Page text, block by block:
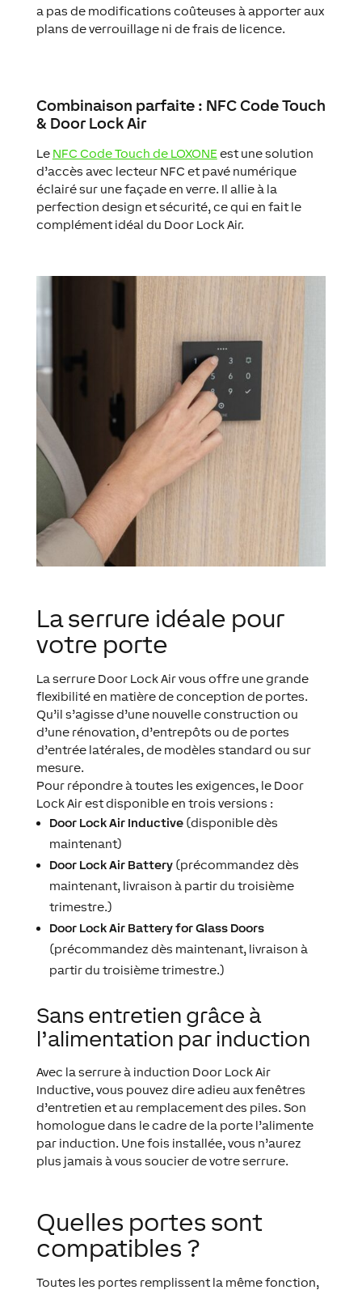
a pas de modifications coûteuses à apporter aux
plans de verrouillage ni de frais de licence.
Combinaison parfaite : NFC Code Touch
& Door Lock Air
Le NFC Code Touch de LOXONEest une solution
d’accès avec lecteur NFC et pavé numérique
éclairé sur une façade en verre. Il allie à la
perfection design et sécurité, ce qui en fait le
complément idéal du Door Lock Air.
La serrure idéale pour
votre porte
La serrure Door Lock Air vous offre une grande
flexibilité en matière de conception de portes.
Qu’il s’agisse d’une nouvelle construction ou
d’une rénovation, d’entrepôts ou de portes
d’entrée latérales, de modèles standard ou sur
mesure.
Pour répondre à toutes les exigences, le Door
Lock Air est disponible en trois versions :
Door Lock Air Inductive(disponible dès
maintenant)
Door Lock Air Battery(précommandez dès
maintenant, livraison à partir du troisième
trimestre.)
Door Lock Air Battery for Glass Doors
(précommandez dès maintenant, livraison à
partir du troisième trimestre.)
Sans entretien grâce à
l’alimentation par induction
Avec la serrure à induction Door Lock Air
Inductive, vous pouvez dire adieu aux fenêtres
d’entretien et au remplacement des piles. Son
homologue dans le cadre de la porte l’alimente
par induction. Une fois installée, vous n’aurez
plus jamais à vous soucier de votre serrure.
Quelles portes sont
compatibles ?
Toutes les portes remplissent la même fonction,